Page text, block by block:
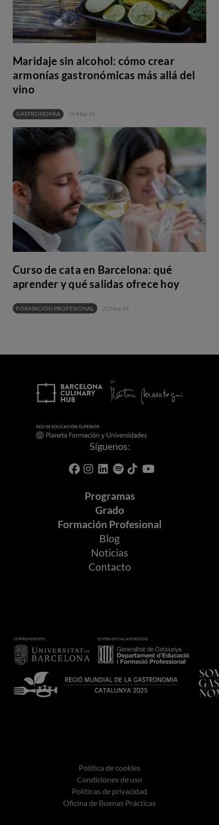
Maridaje sin alcohol: cómo crear
armonías gastronómicas más allá del
vino
GASTRONOMÍA 26 May 26
Curso de cata en Barcelona: qué
aprender y qué salidas ofrece hoy
FORMACIÓN PROFESIONAL 22 May 26
Síguenos:
Programas
Grado
Formación Profesional
Blog
Noticias
Contacto
Política de cookies
Condiciones de uso
Políticas de privacidad
Oficina de Buenas Prácticas